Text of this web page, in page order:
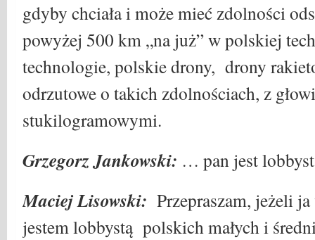
gdyby chciała i może mieć zdolności
powyżej 500 km „na już” w polskiej
technologie, polskie drony, drony
odrzutowe o takich zdolnościach, z
stukilogramowymi.
Grzegorz Jankowski: … pan jest
Maciej Lisowski: Przepraszam, jeżeli
jestem lobbystą polskich małych i